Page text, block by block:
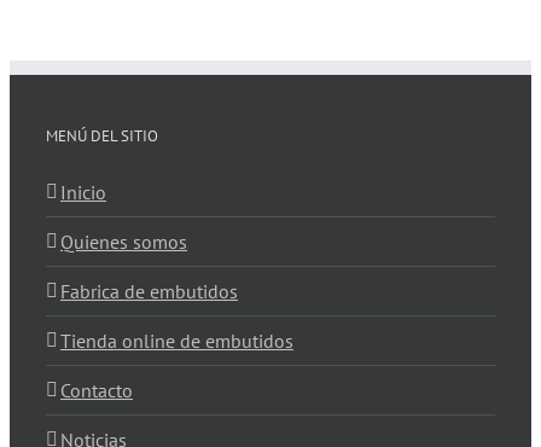
MENÚ DEL SITIO
Inicio
Quienes somos
Fabrica de embutidos
Tienda online de embutidos
Contacto
Noticias